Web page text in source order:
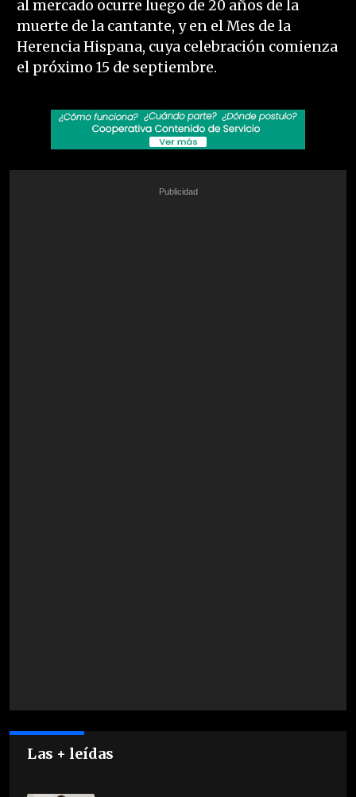
al mercado ocurre luego de 20 años de la
muerte de la cantante, y en el Mes de la
Herencia Hispana, cuya celebración comienza
el próximo 15 de septiembre.
Las + leídas